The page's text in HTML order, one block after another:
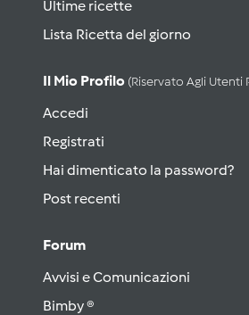
Ultime ricette
Lista Ricetta del giorno
Il Mio Profilo (riservato Agli Utenti
Accedi
Registrati
Hai dimenticato la password?
Post recenti
Forum
Avvisi e Comunicazioni
Bimby ®